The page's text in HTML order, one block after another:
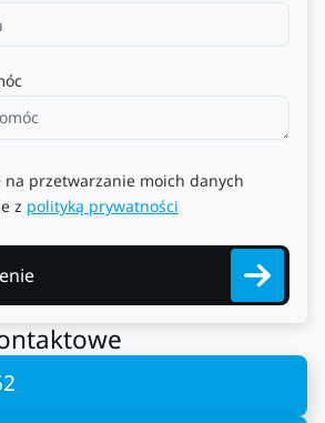
na przetwarzanie moich danych
z polityką prywatności